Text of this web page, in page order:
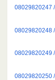
08029820247
08029820248
08029820249
08029820250